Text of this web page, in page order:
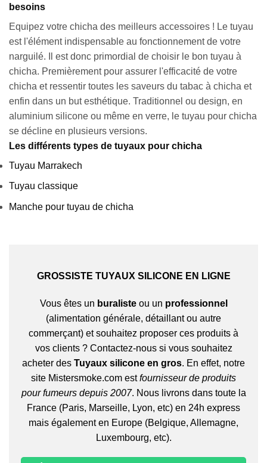
besoins
Equipez votre chicha des meilleurs accessoires ! Le tuyau
est l'élément indispensable au fonctionnement de votre
narguilé. Il est donc primordial de choisir le bon tuyau à
chicha. Premièrement pour assurer l'efficacité de votre
chicha et ressentir toutes les saveurs du tabac à chicha et
enfin dans un but esthétique. Traditionnel ou design, en
aluminium silicone ou même en verre, le tuyau pour chicha
se décline en plusieurs versions.
Les différents types de tuyaux pour chicha
Tuyau Marrakech
Tuyau classique
Manche pour tuyau de chicha
GROSSISTE TUYAUX SILICONE EN LIGNE
Vous êtes un buralisteou un professionnel
(alimentation générale, détaillant ou autre
commerçant) et souhaitez proposer ces produits à
vos clients ? Contactez-nous si vous souhaitez
acheter des Tuyaux silicone en gros. En effet, notre
site Mistersmoke.com estfournisseur de produits
pour fumeurs depuis 2007. Nous livrons dans toute la
France (Paris, Marseille, Lyon, etc) en 24h express
mais également en Europe (Belgique, Allemagne,
Luxembourg, etc).